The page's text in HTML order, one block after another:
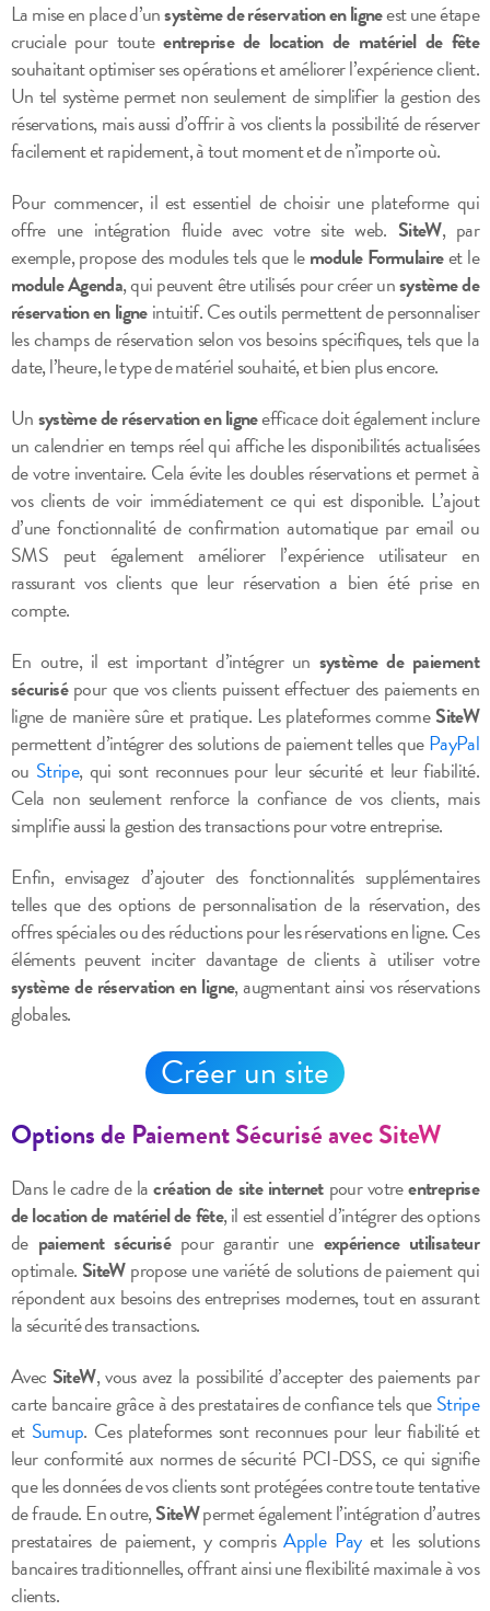
La mise en place d’unsystème de réservation en ligneest une étape
cruciale pour touteentreprise de location de matériel de fête
souhaitant optimiser ses opérations et améliorer l’expérience client.
Un tel système permet non seulement de simplifier la gestion des
réservations, mais aussi d’offrir à vos clients la possibilité de réserver
facilement et rapidement, à tout moment et de n’importe où.
Pour commencer, il est essentiel de choisir une plateforme qui
offre une intégration fluide avec votre site web. SiteW, par
exemple, propose des modules tels que lemodule Formulaireet le
module Agenda, qui peuvent être utilisés pour créer unsystème de
réservation en ligneintuitif. Ces outils permettent de personnaliser
les champs de réservation selon vos besoins spécifiques, tels que la
date, l’heure, le type de matériel souhaité, et bien plus encore.
Unsystème de réservation en ligneefficace doit également inclure
un calendrier en temps réel qui affiche les disponibilités actualisées
de votre inventaire. Cela évite les doubles réservations et permet à
vos clients de voir immédiatement ce qui est disponible. L’ajout
d’une fonctionnalité de confirmation automatique par email ou
SMS peut également améliorer l’expérience utilisateur en
rassurant vos clients que leur réservation a bien été prise en
compte.
En outre, il est important d’intégrer un système de paiement
sécurisépour que vos clients puissent effectuer des paiements en
ligne de manière sûre et pratique. Les plateformes commeSiteW
permettent d’intégrer des solutions de paiement telles quePayPal
ou Stripe, qui sont reconnues pour leur sécurité et leur fiabilité.
Cela non seulement renforce la confiance de vos clients, mais
simplifie aussi la gestion des transactions pour votre entreprise.
Enfin, envisagez d’ajouter des fonctionnalités supplémentaires
telles que des options de personnalisation de la réservation, des
offres spéciales ou des réductions pour les réservations en ligne. Ces
éléments peuvent inciter davantage de clients à utiliser votre
système de réservation en ligne, augmentant ainsi vos réservations
globales.
Créer un site
Options de Paiement Sécurisé avec SiteW
Dans le cadre de lacréation de site internetpour votreentreprise
de location de matériel de fête, il est essentiel d’intégrer des options
de paiement sécurisépour garantir une expérience utilisateur
optimale. SiteWpropose une variété de solutions de paiement qui
répondent aux besoins des entreprises modernes, tout en assurant
la sécurité des transactions.
Avec SiteW, vous avez la possibilité d’accepter des paiements par
carte bancaire grâce à des prestataires de confiance tels queStripe
et Sumup. Ces plateformes sont reconnues pour leur fiabilité et
leur conformité aux normes de sécurité PCI-DSS, ce qui signifie
que les données de vos clients sont protégées contre toute tentative
de fraude. En outre,SiteWpermet également l’intégration d’autres
prestataires de paiement, y comprisApple Payet les solutions
bancaires traditionnelles, offrant ainsi une flexibilité maximale à vos
clients.